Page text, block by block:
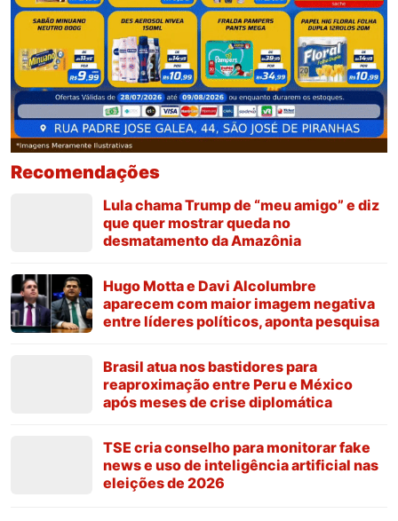
Recomendações
Lula chama Trump de “meu amigo” e diz
que quer mostrar queda no
desmatamento da Amazônia
Hugo Motta e Davi Alcolumbre
aparecem com maior imagem negativa
entre líderes políticos, aponta pesquisa
Brasil atua nos bastidores para
reaproximação entre Peru e México
após meses de crise diplomática
TSE cria conselho para monitorar fake
news e uso de inteligência artificial nas
eleições de 2026